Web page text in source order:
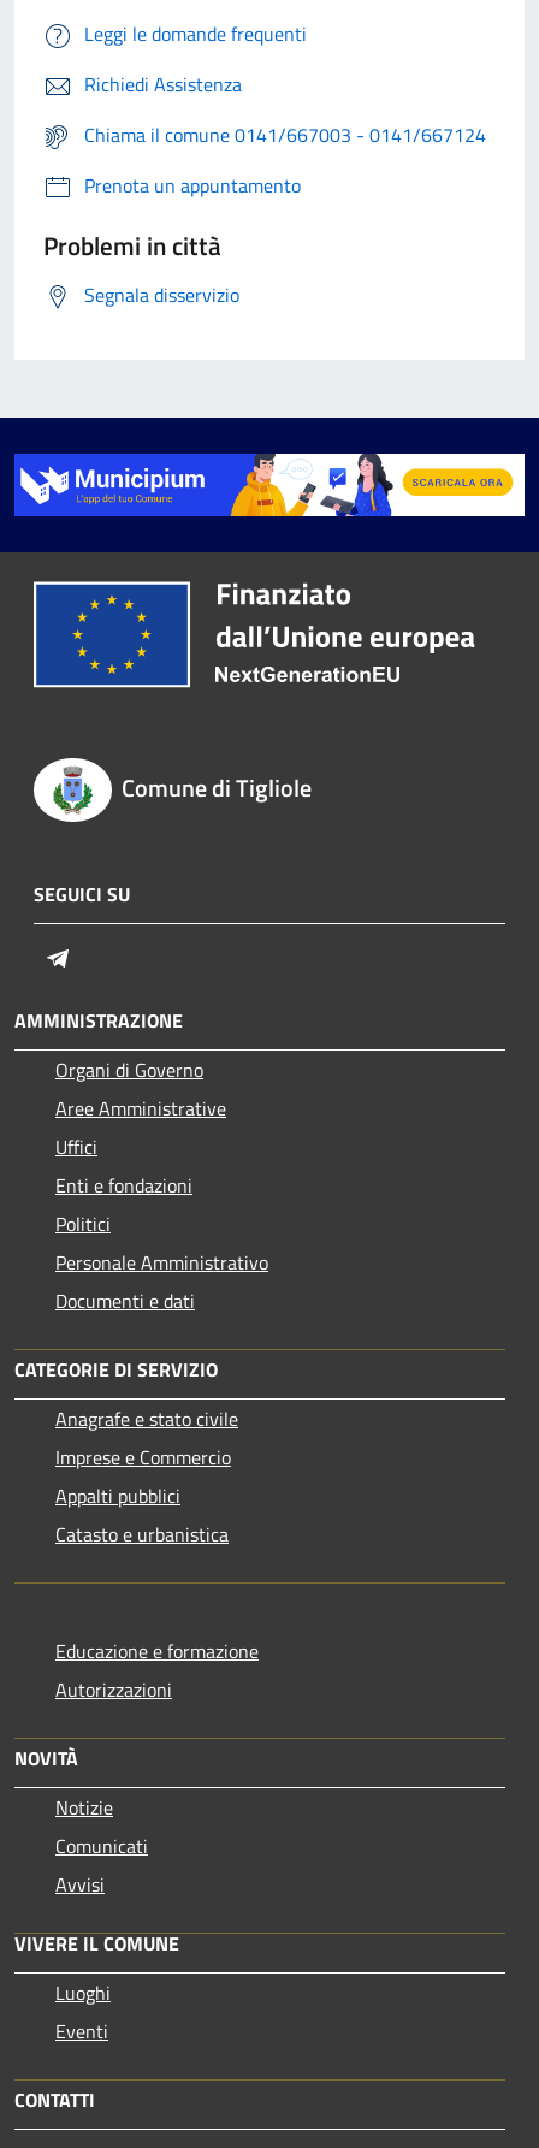
Leggi le domande frequenti
Richiedi Assistenza
Chiama il comune 0141/667003 - 0141/667124
Prenota un appuntamento
Problemi in città
Segnala disservizio
Comune di Tigliole
SEGUICI SU
AMMINISTRAZIONE
Organi di Governo
Aree Amministrative
Uffici
Enti e fondazioni
Politici
Personale Amministrativo
Documenti e dati
CATEGORIE DI SERVIZIO
Anagrafe e stato civile
Imprese e Commercio
Appalti pubblici
Catasto e urbanistica
Educazione e formazione
Autorizzazioni
NOVITÀ
Notizie
Comunicati
Avvisi
VIVERE IL COMUNE
Luoghi
Eventi
CONTATTI